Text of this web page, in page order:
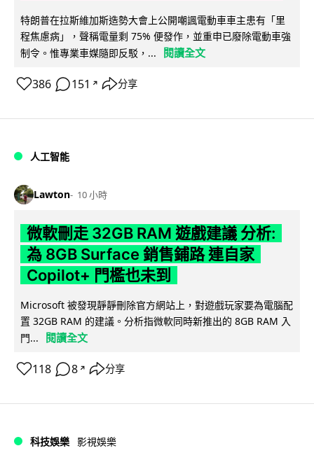
特朗普在拉斯維加斯造勢大會上公開嘲諷電動車車主患有「里
程焦慮病」，聲稱電量剩 75% 便發作，並重申已廢除電動車強
制令。惟專業車媒隨即反駁，...
閱讀全文
386 151 ↗ 分享
人工智能
Lawton 10 小時
微軟刪走 32GB RAM 遊戲建議 分析:
為 8GB Surface 銷售鋪路 連自家
Copilot+ 門檻也未到
Microsoft 被發現靜靜刪除官方網站上，對遊戲玩家要為電腦配
置 32GB RAM 的建議。分析指微軟同時新推出的 8GB RAM 入
門...
閱讀全文
118 8 ↗ 分享
科技娛樂 影視娛樂